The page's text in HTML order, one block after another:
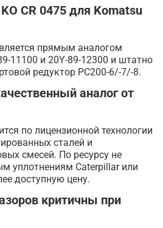
CR 0475 для Komatsu
прямым аналогом
11100 и 20Y-89-12300 и штатно
редуктор PC200-6/-7/-8.
аналог от
по лицензионной технологии
сталей и
смесей. По ресурсу не
уплотнениям Caterpillar или
доступную цену.
критичны при